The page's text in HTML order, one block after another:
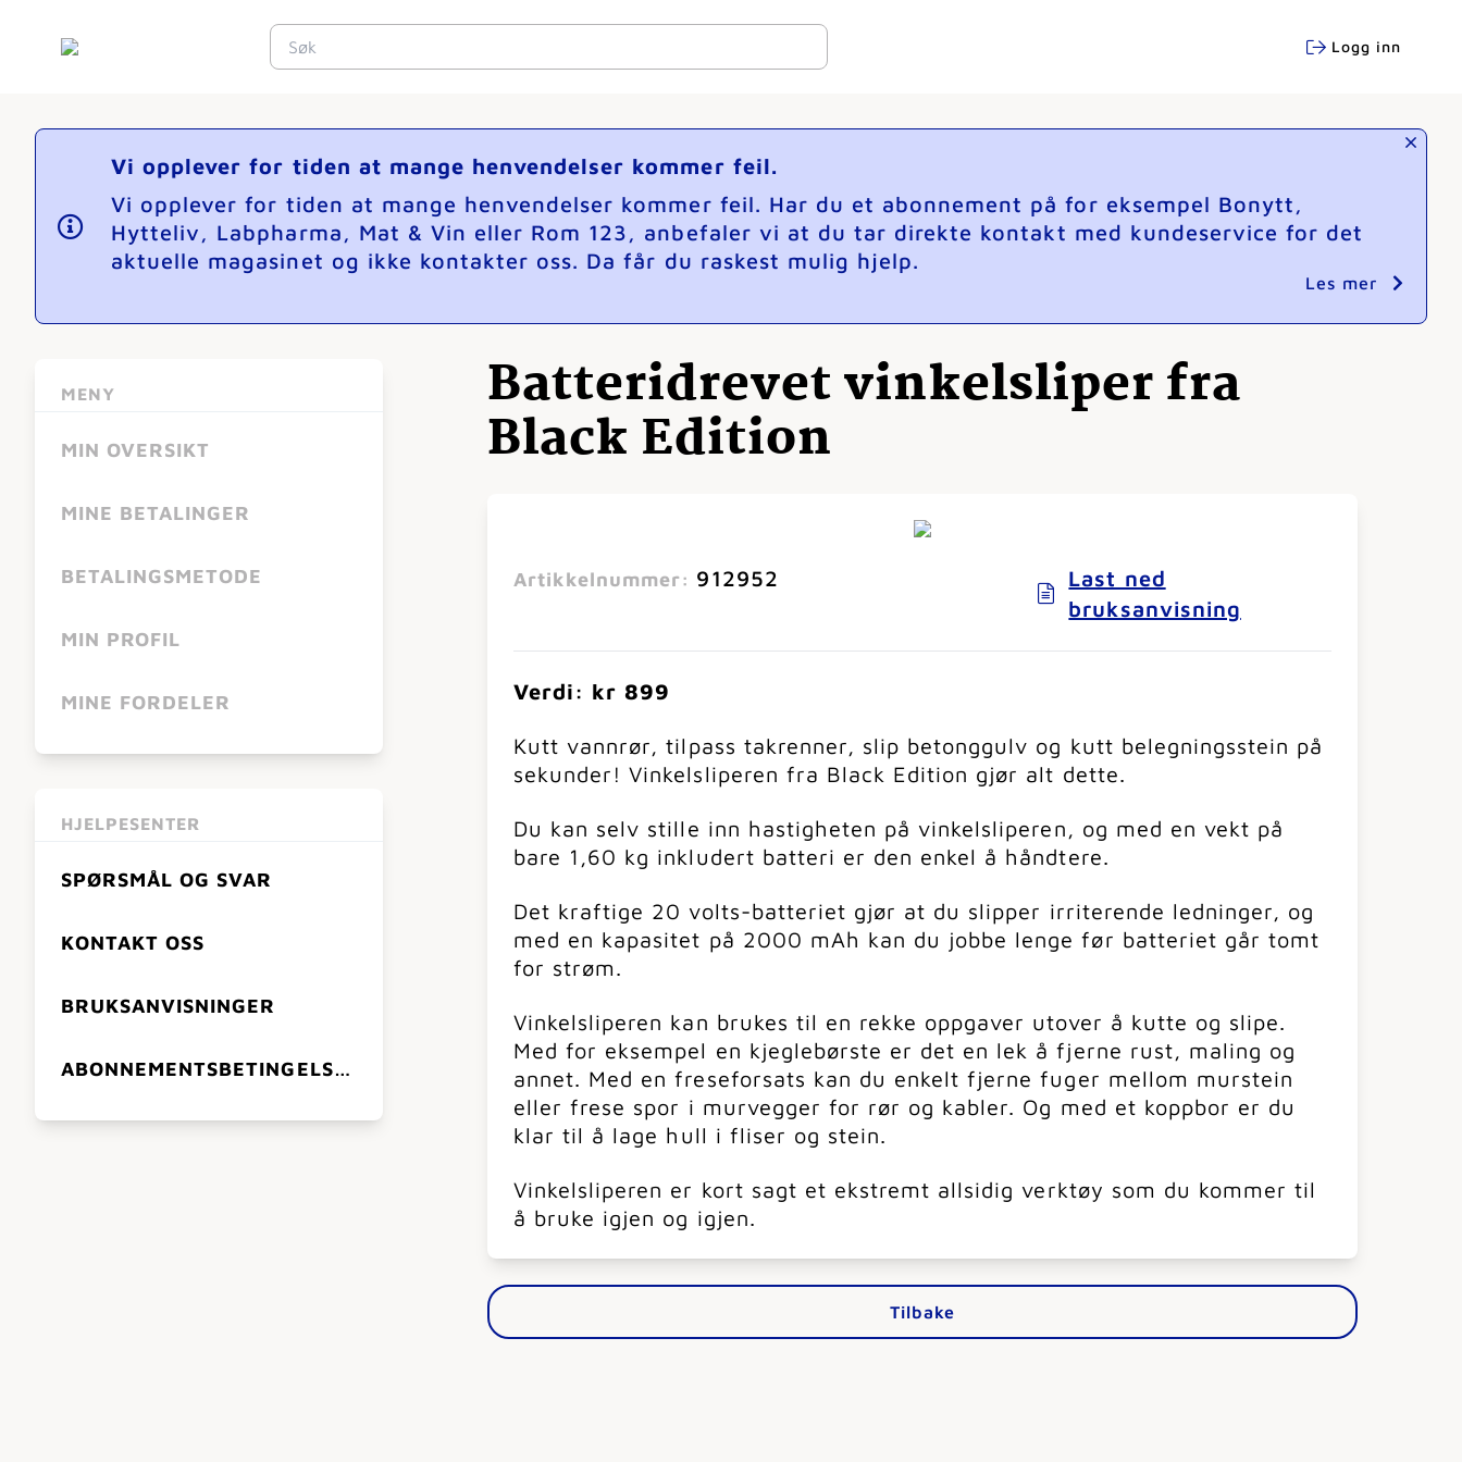
Logg inn
Vi opplever for tiden at mange henvendelser kommer feil.
Vi opplever for tiden at mange henvendelser kommer feil. Har du et abonnement på for eksempel Bonytt,
Hytteliv, Labpharma, Mat & Vin eller Rom 123, anbefaler vi at du tar direkte kontakt med kundeservice for det
aktuelle magasinet og ikke kontakter oss. Da får du raskest mulig hjelp.
Les mer
MENY
MIN OVERSIKT
MINE BETALINGER
BETALINGSMETODE
MIN PROFIL
MINE FORDELER
HJELPESENTER
SPØRSMÅL OG SVAR
KONTAKT OSS
BRUKSANVISNINGER
ABONNEMENTSBETINGELSER
Batteridrevet vinkelsliper fra
Black Edition
Artikkelnummer: 912952
Last ned
bruksanvisning
Verdi: kr 899
Kutt vannrør, tilpass takrenner, slip betonggulv og kutt belegningsstein på
sekunder! Vinkelsliperen fra Black Edition gjør alt dette.
Du kan selv stille inn hastigheten på vinkelsliperen, og med en vekt på
bare 1,60 kg inkludert batteri er den enkel å håndtere.
Det kraftige 20 volts-batteriet gjør at du slipper irriterende ledninger, og
med en kapasitet på 2000 mAh kan du jobbe lenge før batteriet går tomt
for strøm.
Vinkelsliperen kan brukes til en rekke oppgaver utover å kutte og slipe.
Med for eksempel en kjeglebørste er det en lek å fjerne rust, maling og
annet. Med en freseforsats kan du enkelt fjerne fuger mellom murstein
eller frese spor i murvegger for rør og kabler. Og med et koppbor er du
klar til å lage hull i fliser og stein.
Vinkelsliperen er kort sagt et ekstremt allsidig verktøy som du kommer til
å bruke igjen og igjen.
Tilbake